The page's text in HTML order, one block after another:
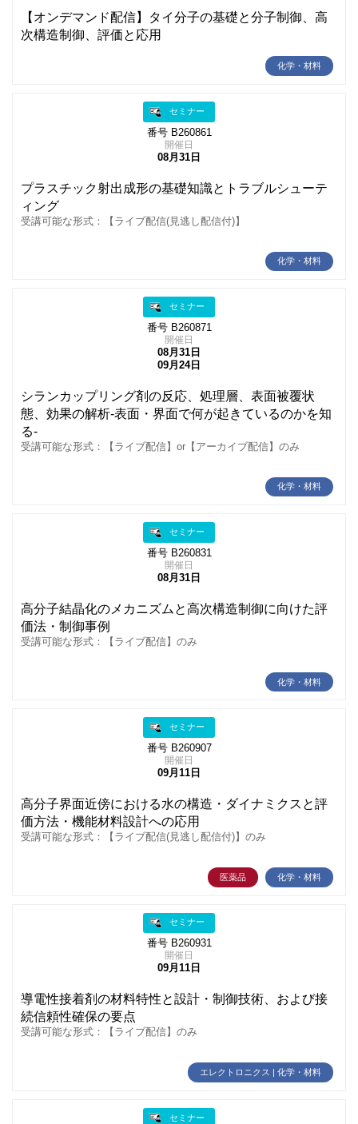
【オンデマンド配信】タイ分子の基礎と分子制御、高
次構造制御、評価と応用
化学・材料
セミナー
番号 B260861
開催日
08月31日
プラスチック射出成形の基礎知識とトラブルシューテ
ィング
受講可能な形式：【ライブ配信(見逃し配信付)】
化学・材料
セミナー
番号 B260871
開催日
08月31日
09月24日
シランカップリング剤の反応、処理層、表面被覆状
態、効果の解析-表面・界面で何が起きているのかを知
る-
受講可能な形式：【ライブ配信】or【アーカイブ配信】のみ
化学・材料
セミナー
番号 B260831
開催日
08月31日
高分子結晶化のメカニズムと高次構造制御に向けた評
価法・制御事例
受講可能な形式：【ライブ配信】のみ
化学・材料
セミナー
番号 B260907
開催日
09月11日
高分子界面近傍における水の構造・ダイナミクスと評
価方法・機能材料設計への応用
受講可能な形式：【ライブ配信(見逃し配信付)】のみ
医薬品 化学・材料
セミナー
番号 B260931
開催日
09月11日
導電性接着剤の材料特性と設計・制御技術、および接
続信頼性確保の要点
受講可能な形式：【ライブ配信】のみ
エレクトロニクス | 化学・材料
セミナー